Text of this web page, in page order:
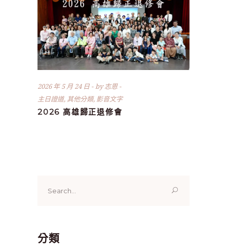
2026 年 5 月 24 日 by志恩
主日證道, 其他分類, 影音文字
2026 高雄歸正退修會
for:
分類